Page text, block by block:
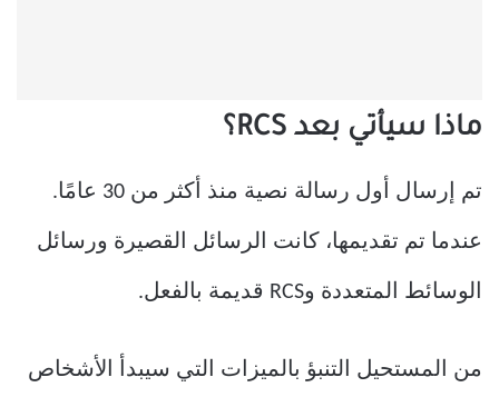
ماذا سيأتي بعد RCS؟
تم إرسال أول رسالة نصية منذ أكثر من 30 عامًا.
عندما تم تقديمها، كانت الرسائل القصيرة ورسائل
الوسائط المتعددة وRCS قديمة بالفعل.
من المستحيل التنبؤ بالميزات التي سيبدأ الأشخاص